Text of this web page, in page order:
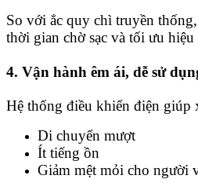
So với ắc quy chì truyền
thời gian chờ sạc và tối ưu
4. Vận hành êm ái, dễ sử
Hệ thống điều khiển điện giúp
Di chuyển mượt
Ít tiếng ồn
Giảm mệt mỏi cho người